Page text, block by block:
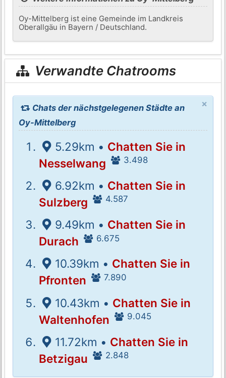
Oy-Mittelberg ist eine Gemeinde im Landkreis
Oberallgäu in Bayern / Deutschland.
Verwandte Chatrooms
×
Chats der nächstgelegenen Städte an
Oy-Mittelberg
5.29km • Chatten Sie in
Nesselwang
3.498
6.92km • Chatten Sie in
Sulzberg
4.587
9.49km • Chatten Sie in
Durach
6.675
10.39km • Chatten Sie in
Pfronten
7.890
10.43km • Chatten Sie in
Waltenhofen
9.045
11.72km • Chatten Sie in
Betzigau
2.848